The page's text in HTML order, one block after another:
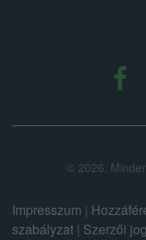
© 2026.
Impresszum |
szabályzat | Szerzői